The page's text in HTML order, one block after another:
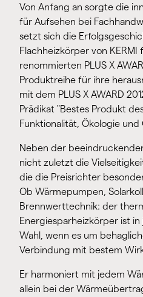
Von Anfang an sorgte die
für Aufsehen bei
setzt sich die
Flachheizkörper von KERMI
renommierten PLUS X
Produktreihe für ihre
mit dem PLUS X AWARD
Prädikat "Bestes Produkt
Funktionalität, Ökologie und
Neben der
nicht zuletzt die
die die Preisrichter
Ob Wärmepumpen,
Brennwerttechnik: der
Energiesparheizkörper ist
Wahl, wenn es um
Verbindung mit bestem
Er harmoniert mit jedem
allein bei der